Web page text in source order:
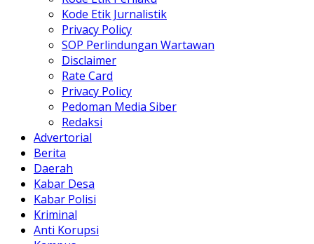
Kode Etik Jurnalistik
Privacy Policy
SOP Perlindungan Wartawan
Disclaimer
Rate Card
Privacy Policy
Pedoman Media Siber
Redaksi
Advertorial
Berita
Daerah
Kabar Desa
Kabar Polisi
Kriminal
Anti Korupsi